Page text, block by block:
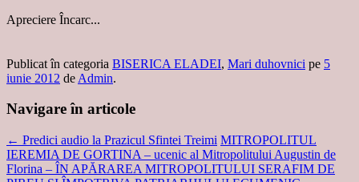
Apreciere Încarc...
Publicat în categoria BISERICA ELADEI, Mari duhovnici pe 5
iunie 2012 de Admin.
Navigare în articole
← Predici audio la Prazicul Sfintei Treimi MITROPOLITUL
IEREMIA DE GORTINA – ucenic al Mitropolitului Augustin de
Florina – ÎN APĂRAREA MITROPOLITULUI SERAFIM DE